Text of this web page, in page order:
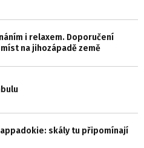
i relaxem. Doporučení
na jihozápadě země
skály tu připomínají